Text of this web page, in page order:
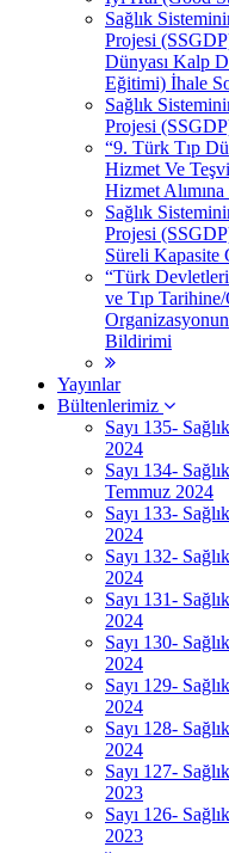
Sağlık
Projesi
Dünyası Kalp
Eğitimi) İhale
Sağlık
Projesi
“9. Türk Tıp
Hizmet Ve
Hizmet
Sağlık
Projesi
Süreli Kapasite
“Türk Devletleri
ve Tıp
Bildirimi
Yayınlar
Bültenlerimiz
Sayı 135-
2024
Sayı 134-
Temmuz 2024
Sayı 133-
2024
Sayı 132-
2024
Sayı 131-
2024
Sayı 130-
2024
Sayı 129-
2024
Sayı 128-
2024
Sayı 127-
2023
Sayı 126-
2023